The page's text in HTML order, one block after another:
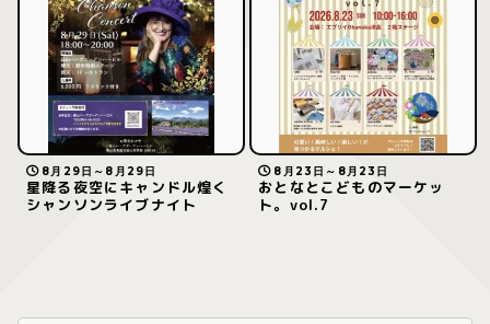
8月29日～8月29日
星降る夜空にキャンドル煌く
シャンソンライブナイト
8月23日～8月23日
おとなとこどものマーケッ
ト。vol.7